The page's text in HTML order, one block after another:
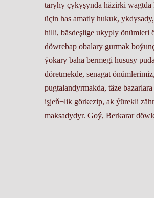
taryhy çykyşynda häzirki
üçin has amatly hukuk,
hilli, bäsdeşlige ukyply önümleri
döwrebap obalary gurmak
ýokary baha bermegi hususy
döretmekde, senagat
pugtalandyrmakda, täze
işjeň¬lik görkezip, ak ýürekli
maksadydyr. Goý, Berkarar